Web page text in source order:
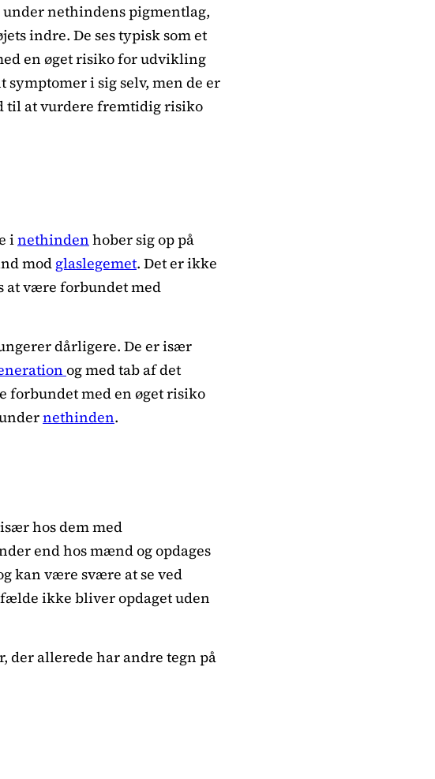
nethindens pigmentlag,
indre. De ses typisk som et
en øget risiko for udvikling
i sig selv, men de er
til at vurdere fremtidig risiko
inethinden hober sig op på
mod glaslegemet. Det er ikke
at være forbundet med
dårligere. De er især
og med tab af det
forbundet med en øget risiko
nethinden.
hos dem med
end hos mænd og opdages
kan være svære at se ved
ikke bliver opdaget uden
der allerede har andre tegn på